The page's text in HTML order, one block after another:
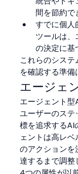
間を節約で
すでに個人
ツールは
の決定に基
これらのシス
を確認する準備
エージェ
エージェント
ユーザーのステ
標を追求するAI
ェントは高レ
のアクション
達するまで調整